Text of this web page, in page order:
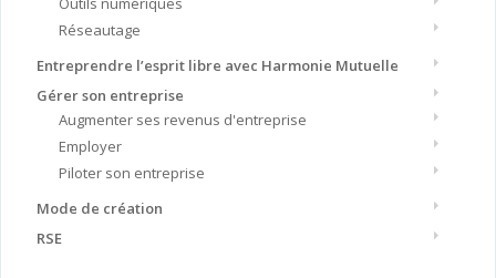
Réseautage
Entreprendre l’esprit libre avec Harmonie Mutuelle
Gérer son entreprise
Augmenter ses revenus d'entreprise
Employer
Piloter son entreprise
Mode de création
RSE